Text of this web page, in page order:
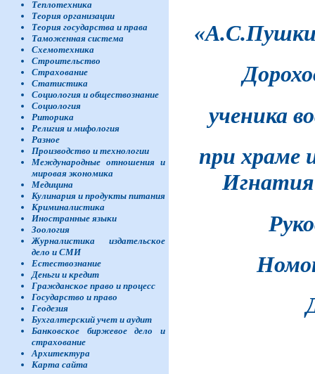
Теплотехника
Теория организации
Теория государства и права
Таможенная система
Схемотехника
Строительство
Страхование
Статистика
Социология и обществознание
Социология
Риторика
Религия и мифология
Разное
Производство и технологии
Международные отношения и
мировая экономика
Медицина
Кулинария и продукты питания
Криминалистика
Иностранные языки
Зоология
Журналистика издательское
дело и СМИ
Естествознание
Деньги и кредит
Гражданское право и процесс
Государство и право
Геодезия
Бухгалтерский учет и аудит
Банковское биржевое дело и
страхование
Архитектура
Карта сайта
«А.С.Пу
ученика
при храме
Игнатия